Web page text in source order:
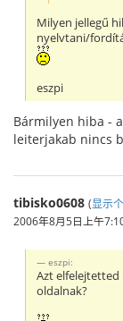
Milyen jellegű
nyelvtani/
eszpi
Bármilyen hiba -
leiterjakab nincs
tibisko0608 (显示
2006年8月5日上午
eszpi:
Azt elfelejtetted
oldalnak?